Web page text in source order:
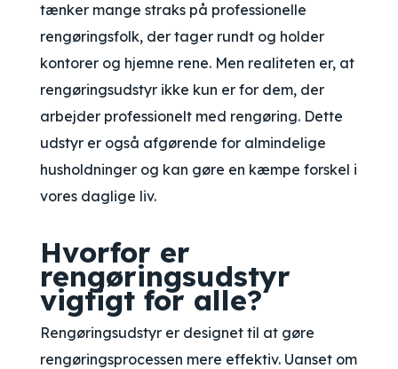
tænker mange straks på professionelle
rengøringsfolk, der tager rundt og holder
kontorer og hjemne rene. Men realiteten er, at
rengøringsudstyr ikke kun er for dem, der
arbejder professionelt med rengøring. Dette
udstyr er også afgørende for almindelige
husholdninger og kan gøre en kæmpe forskel i
vores daglige liv.
Hvorfor er
rengøringsudstyr
vigtigt for alle?
Rengøringsudstyr er designet til at gøre
rengøringsprocessen mere effektiv. Uanset om